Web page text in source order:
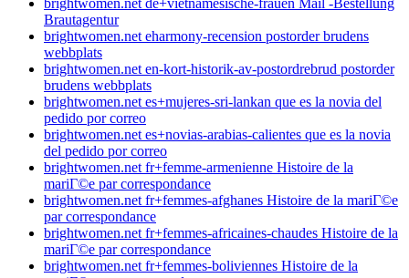
brightwomen.net de+vietnamesische-frauen Mail -Bestellung
Brautagentur
brightwomen.net eharmony-recension postorder brudens
webbplats
brightwomen.net en-kort-historik-av-postordrebrud postorder
brudens webbplats
brightwomen.net es+mujeres-sri-lankan que es la novia del
pedido por correo
brightwomen.net es+novias-arabias-calientes que es la novia
del pedido por correo
brightwomen.net fr+femme-armenienne Histoire de la
mariГ©e par correspondance
brightwomen.net fr+femmes-afghanes Histoire de la mariГ©e
par correspondance
brightwomen.net fr+femmes-africaines-chaudes Histoire de la
mariГ©e par correspondance
brightwomen.net fr+femmes-boliviennes Histoire de la